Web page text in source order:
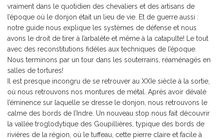
vraiment dans le quotidien des chevaliers et des artisans de
l’époque où le donjon était un lieu de vie. Et de guerre aussi :
notre guide nous explique les systèmes de défense et nous
avons le droit de tirer à l’arbalète et même à la catapulte! Le tout
avec des reconstitutions fidèles aux techniques de l’époque.
Nous terminons par un tour dans les souterrains, réaménagés en
salles de tortures!
Il est presque incongru de se retrouver au XXIe siècle à la sortie,
où nous retrouvons nos montures de métal. Après avoir dévalé
l’éminence sur laquelle se dresse le donjon, nous retrouvons le
calme des bords de l’Indre. Un nouveau stop nous fait découvrir
la vallée troglodytique des Goupillières, typique des bords de
rivières de la région, où le tuffeau, cette pierre claire et facile à